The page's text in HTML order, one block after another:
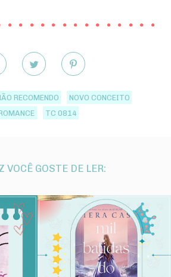
RECOMENDO
NOVO CONCEITO
TC 0814
VOCÊ GOSTE DE LER: